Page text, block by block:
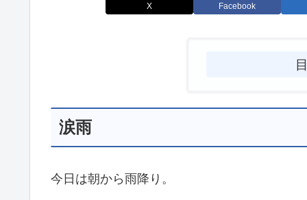
X Facebook
涙雨
今日は朝から雨降り。